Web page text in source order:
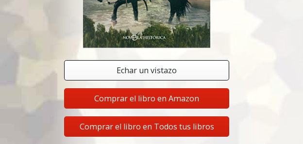
Echar un vistazo
Comprar el libro en Amazon
Comprar el libro en Todos tus libros